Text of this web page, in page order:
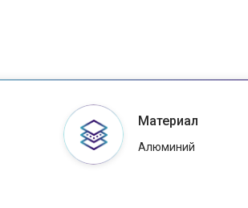
Материал
Алюминий